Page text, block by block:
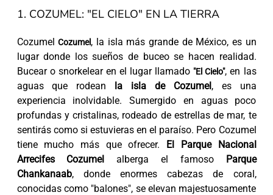
1. COZUMEL: "EL CIELO" EN LA TIERRA
CozumelCozumel, la isla más grande de México, es un
lugar donde los sueños de buceo se hacen realidad.
Bucear o snorkelear en el lugar llamado "El Cielo", en las
aguas que rodean la isla de Cozumel, es una
experiencia inolvidable. Sumergido en aguas poco
profundas y cristalinas, rodeado de estrellas de mar, te
sentirás como si estuvieras en el paraíso. Pero Cozumel
tiene mucho más que ofrecer. El Parque Nacional
Arrecifes Cozumel alberga el famoso Parque
Chankanaab, donde enormes cabezas de coral,
conocidas como "balones", se elevan majestuosamente